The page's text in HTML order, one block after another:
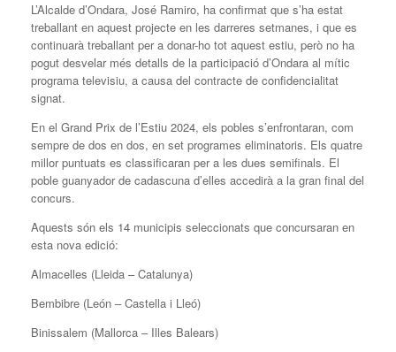
L’Alcalde d’Ondara, José Ramiro, ha confirmat que s’ha estat
treballant en aquest projecte en les darreres setmanes, i que es
continuarà treballant per a donar-ho tot aquest estiu, però no ha
pogut desvelar més detalls de la participació d’Ondara al mític
programa televisiu, a causa del contracte de confidencialitat
signat.
En el Grand Prix de l’Estiu 2024, els pobles s’enfrontaran, com
sempre de dos en dos, en set programes eliminatoris. Els quatre
millor puntuats es classificaran per a les dues semifinals. El
poble guanyador de cadascuna d’elles accedirà a la gran final del
concurs.
Aquests són els 14 municipis seleccionats que concursaran en
esta nova edició:
Almacelles (Lleida – Catalunya)
Bembibre (León – Castella i Lleó)
Binissalem (Mallorca – Illes Balears)